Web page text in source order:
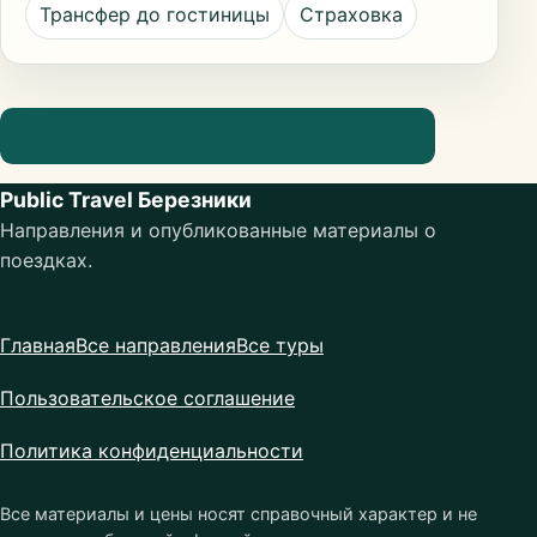
Трансфер до гостиницы Страховка
Public Travel Березники
Направления и опубликованные материалы о
поездках.
ГлавнаяВсе направленияВсе туры
Пользовательское соглашение
Политика конфиденциальности
Все материалы и цены носят справочный характер и не